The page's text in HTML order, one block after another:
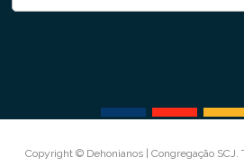
Copyright © Dehonianos | Congregação SCJ.